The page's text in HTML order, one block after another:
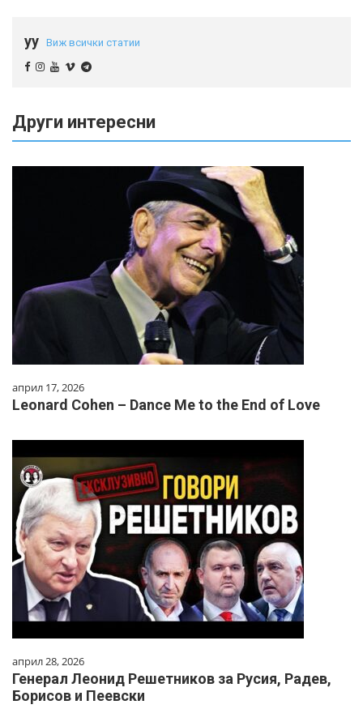
yy Виж всички статии
Други интересни
април 17, 2026
Leonard Cohen – Dance Me to the End of Love
април 28, 2026
Генерал Леонид Решетников за Русия, Радев,
Борисов и Пеевски